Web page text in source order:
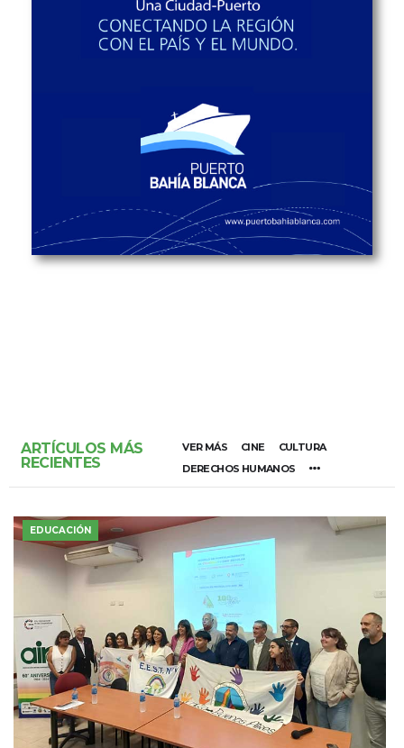
ARTÍCULOS MÁS
RECIENTES
VER MÁS CINE
CULTURA
DERECHOS HUMANOS
EDUCACIÓN